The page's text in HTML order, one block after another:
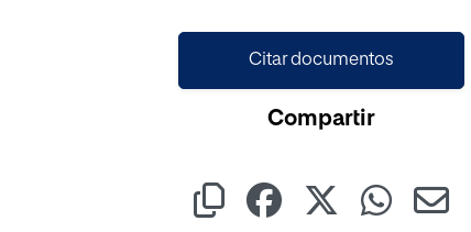
Citar documentos
Compartir